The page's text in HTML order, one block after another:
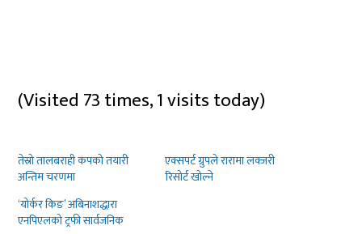
(Visited 73 times, 1 visits today)
तेस्रो तालबराही कपको तयारी
अन्तिम चरणमा
एक्सपर्ट ग्रुपले रारामा लक्जरी
रिसोर्ट खोल्ने
‘योर्कर किङ’ अबिनाशद्धारा
एनपिएलको ट्रफी सार्वजनिक